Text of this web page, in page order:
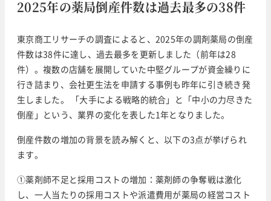
2025年の薬局倒産件数は過去最多の38件
東京商工リサーチの調査によると、2025年の調剤薬局の倒産
件数は38件に達し、過去最多を更新しました（前年は28
件）。複数の店舗を展開していた中堅グループが資金繰りに
行き詰まり、会社更生法を申請する事例も昨年に引き続き発
生しました。 「大手による戦略的統合」と「中小の力尽きた
倒産」という、業界の変化を表した1年となりました。
倒産件数の増加の背景を読み解くと、以下の3点が挙げられ
ます。
①薬剤師不足と採用コストの増加：薬剤師の争奪戦は激化
し、一人当たりの採用コストや派遣費用が薬局の経営コスト